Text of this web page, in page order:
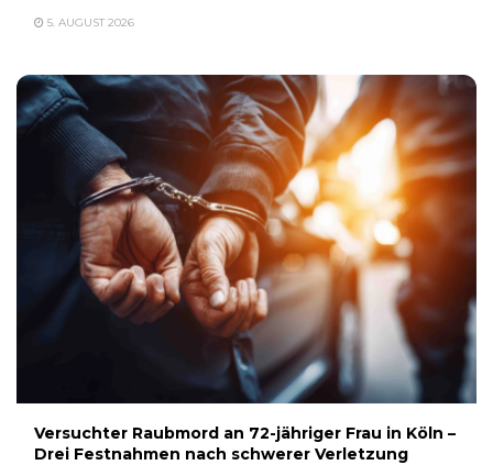
5. AUGUST 2026
Versuchter Raubmord an 72-jähriger Frau in Köln –
Drei Festnahmen nach schwerer Verletzung